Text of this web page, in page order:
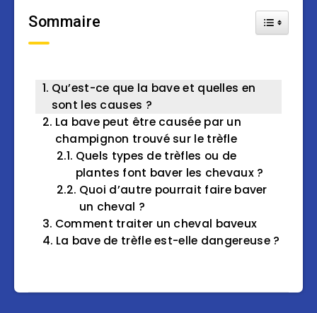
Sommaire Toggle
Qu’est-ce que la bave et quelles en
sont les causes ?
La bave peut être causée par un
champignon trouvé sur le trèfle
Quels types de trèfles ou de
plantes font baver les chevaux ?
Quoi d’autre pourrait faire baver
un cheval ?
Comment traiter un cheval baveux
La bave de trèfle est-elle dangereuse ?